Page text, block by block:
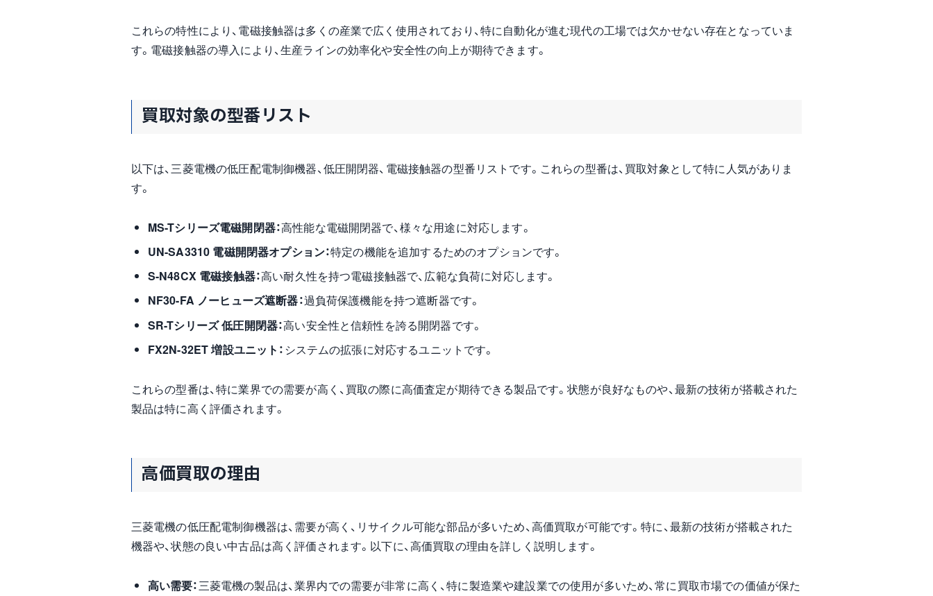
これらの特性により、電磁接触器は多くの産業で広く使用されており、特に自動化が進む現代の工場では欠かせない存在となっていま
す。電磁接触器の導入により、生産ラインの効率化や安全性の向上が期待できます。
買取対象の型番リスト
以下は、三菱電機の低圧配電制御機器、低圧開閉器、電磁接触器の型番リストです。これらの型番は、買取対象として特に人気がありま
す。
MS-Tシリーズ電磁開閉器：高性能な電磁開閉器で、様々な用途に対応します。
UN-SA3310 電磁開閉器オプション：特定の機能を追加するためのオプションです。
S-N48CX 電磁接触器：高い耐久性を持つ電磁接触器で、広範な負荷に対応します。
NF30-FA ノーヒューズ遮断器：過負荷保護機能を持つ遮断器です。
SR-Tシリーズ 低圧開閉器：高い安全性と信頼性を誇る開閉器です。
FX2N-32ET 増設ユニット： システムの拡張に対応するユニットです。
これらの型番は、特に業界での需要が高く、買取の際に高価査定が期待できる製品です。状態が良好なものや、最新の技術が搭載された
製品は特に高く評価されます。
高価買取の理由
三菱電機の低圧配電制御機器は、需要が高く、リサイクル可能な部品が多いため、高価買取が可能です。特に、最新の技術が搭載された
機器や、状態の良い中古品は高く評価されます。以下に、高価買取の理由を詳しく説明します。
高い需要：三菱電機の製品は、業界内での需要が非常に高く、特に製造業や建設業での使用が多いため、常に買取市場での価値が保た